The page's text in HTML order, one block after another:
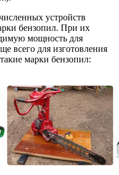
устройств
бензопил. При их
мощность для
всего для изготовления
марки бензопил: